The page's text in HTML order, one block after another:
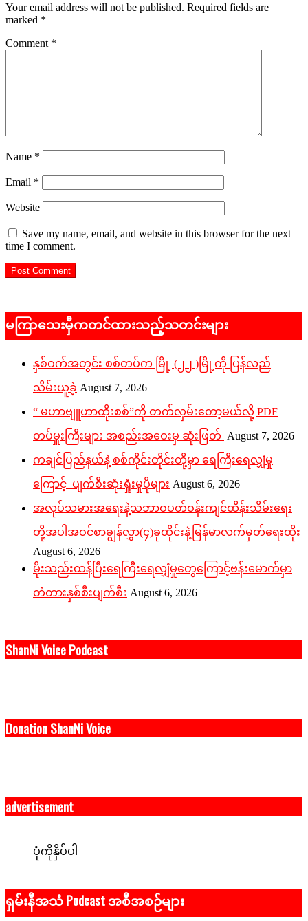
Your email address will not be published. Required fields are
marked *
Comment *
Name *
Email *
Website
Save my name, email, and website in this browser for the next
time I comment.
မကြာသေးမှီကတင်ထားသည့်သတင်းများ
နှစ်ဝက်အတွင်း စစ်တပ်က မြို့ (၂၂ )မြို့ကို ပြန်လည်
သိမ်းယူခဲ့ August 7, 2026
“ မဟာဗျူဟာထိုးစစ်”ကို တက်လှမ်းတော့မယ်လို့ PDF
တပ်မှူးကြီးများ အစည်းအဝေးမှ ဆုံးဖြတ် August 7, 2026
ကချင်ပြည်နယ်နဲ့ စစ်ကိုင်းတိုင်းတို့မှာ ရေကြီးရေလျှံမှု
ကြောင့် ပျက်စီးဆုံးရှုံးမှုပိုများ August 6, 2026
အလုပ်သမားအရေးနဲ့သဘာဝပတ်ဝန်းကျင်ထိန်းသိမ်းရေး
တို့အပါအဝင်စာချွန်လွှာ(၄)ခုထိုင်းနဲ့မြန်မာလက်မှတ်ရေးထိုး
August 6, 2026
မိုးသည်းထန်ပြီးရေကြီးရေလျှံမှုတွေကြောင့်ဗန်းမောက်မှာ
တံတားနှစ်စီးပျက်စီး August 6, 2026
ShanNi Voice Podcast
Donation ShanNi Voice
advertisement
ပုံကိုနှိပ်ပါ
ရှမ်းနီအသံ Podcast အစီအစဉ်များ